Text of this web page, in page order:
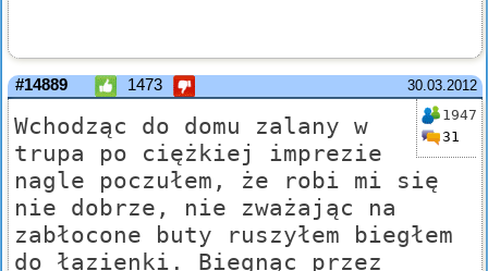
30.03.2012
#14889 1473
1947
31
Wchodząc do domu zalany w
trupa po ciężkiej imprezie
nagle poczułem, że robi mi się
nie dobrze, nie zważając na
zabłocone buty ruszyłem biegłem
do łazienki. Biegnąc przez